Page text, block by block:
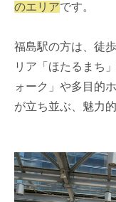
のエリアです。
福島駅の方は、徒
リア「ほたるまち
ォーク」や多目的
が立ち並ぶ、魅力